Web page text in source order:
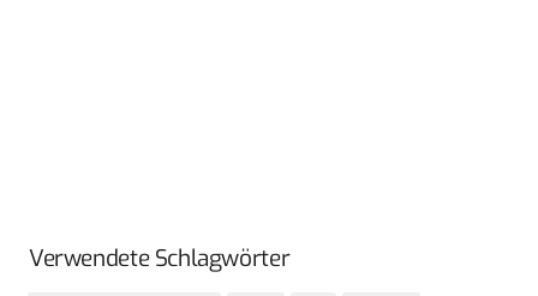
Verwendete Schlagwörter